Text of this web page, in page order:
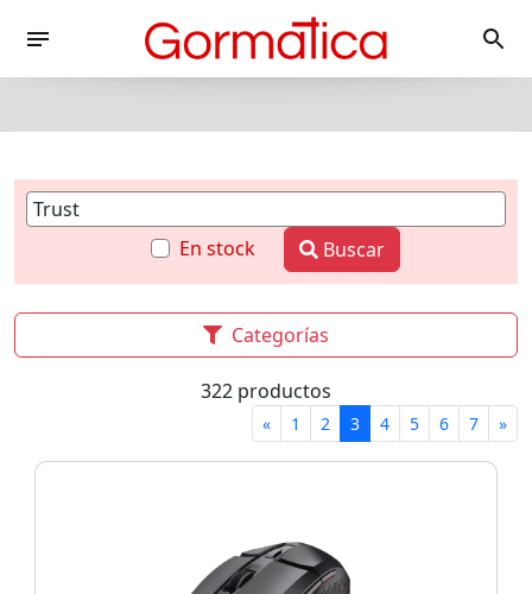
En stock Buscar
Categorías
322 productos
« 1 2 3 4 5 6 7 »